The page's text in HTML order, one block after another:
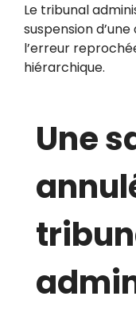
Le tribunal
suspension
l’erreur
hiérarchique.
Une